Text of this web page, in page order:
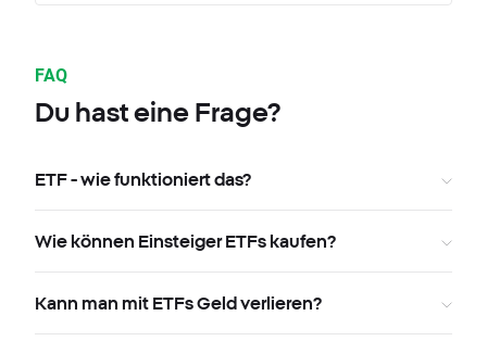
FAQ
Du hast eine Frage?
ETF - wie funktioniert das?
Wie können Einsteiger ETFs kaufen?
Kann man mit ETFs Geld verlieren?